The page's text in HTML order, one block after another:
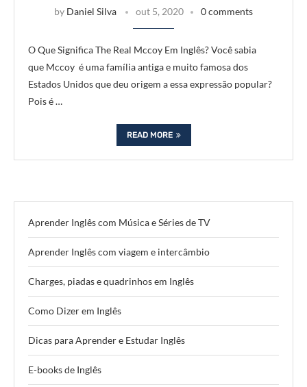
by Daniel Silva out 5, 2020 0 comments
O Que Significa The Real Mccoy Em Inglês? Você sabia
que Mccoy é uma família antiga e muito famosa dos
Estados Unidos que deu origem a essa expressão popular?
Pois é …
READ MORE
Aprender Inglês com Música e Séries de TV
Aprender Inglês com viagem e intercâmbio
Charges, piadas e quadrinhos em Inglês
Como Dizer em Inglês
Dicas para Aprender e Estudar Inglês
E-books de Inglês